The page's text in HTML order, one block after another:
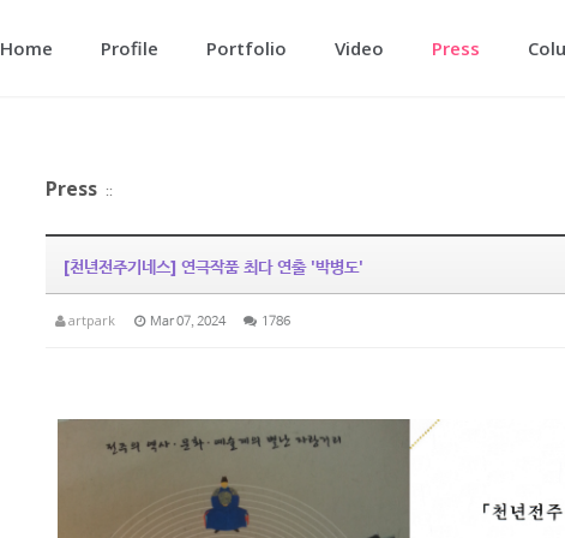
Home
Profile Portfolio Video Press
Press ::
[천년전주기네스] 연극작품 최다 연출 '박병도'
artpark Mar 07, 2024 1786